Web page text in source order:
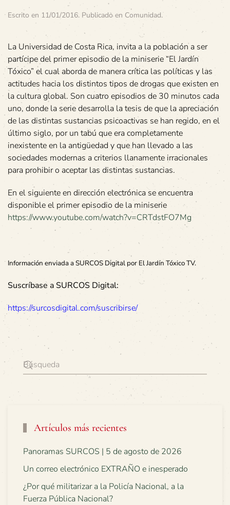
Escrito en 11/01/2016. Publicado en Comunidad.
La Universidad de Costa Rica, invita a la población a ser
partícipe del primer episodio de la miniserie “El Jardín
Tóxico” el cual aborda de manera crítica las políticas y las
actitudes hacia los distintos tipos de drogas que existen en
la cultura global. Son cuatro episodios de 30 minutos cada
uno, donde la serie desarrolla la tesis de que la apreciación
de las distintas sustancias psicoactivas se han regido, en el
último siglo, por un tabú que era completamente
inexistente en la antigüedad y que han llevado a las
sociedades modernas a criterios llanamente irracionales
para prohibir o aceptar las distintas sustancias.
En el siguiente en dirección electrónica se encuentra
disponible el primer episodio de la miniserie
https://www.youtube.com/watch?v=CRTdstFO7Mg
Información enviada a SURCOS Digital por El Jardín Tóxico TV.
Suscríbase a SURCOS Digital:
https://surcosdigital.com/suscribirse/
Artículos más recientes
Panoramas SURCOS | 5 de agosto de 2026
Un correo electrónico EXTRAÑO e inesperado
¿Por qué militarizar a la Policía Nacional, a la
Fuerza Pública Nacional?